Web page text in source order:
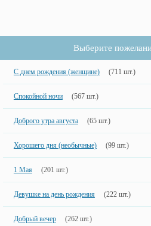
Выберите
С днем рождения (женщине) (711 шт.)
Спокойной ночи (567 шт.)
Доброго утра августа (65 шт.)
Хорошего дня (необычные) (99 шт.)
1 Мая (201 шт.)
Девушке на день рождения (222 шт.)
Добрый вечер (262 шт.)